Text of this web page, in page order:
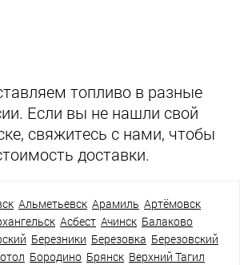
топливо в разные
Если вы не нашли свой
свяжитесь с нами, чтобы
доставки.
Альметьевск Арамиль Артёмовск
Асбест Ачинск Балаково
Березники Березовка Березовский
Бородино Брянск Верхний Тагил